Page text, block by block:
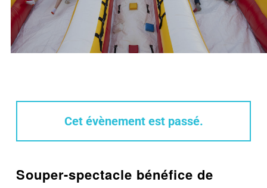
Cet évènement est passé.
Souper-spectacle bénéfice de